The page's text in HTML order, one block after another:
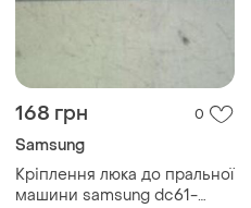
168 грн 0
Samsung
Кріплення люка до пральної
машини samsung dc61-